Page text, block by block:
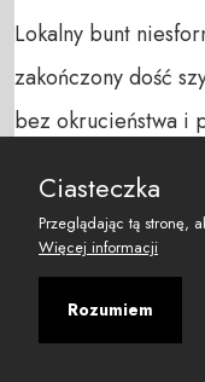
Lokalny bunt
zakończony dość
bez okrucieństwa i
rózgi. Ale
szukaniem sojuszy
podkreślaniu, że
Ciasteczka
Przeglądając tą stronę,
Więcej informacji
Rozumiem